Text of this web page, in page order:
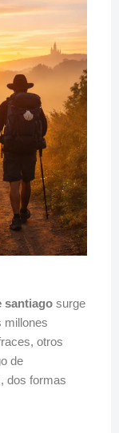
santiago surge
millones
otros
de
dos formas